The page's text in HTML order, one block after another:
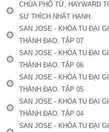
CHÙA PHỔ TỪ, HAYWARD
SƯ THÍCH NHẤT HẠNH.
SAN JOSE - KHÓA TU ĐẠI
THÀNH ĐẠO. TẬP 07
SAN JOSE - KHÓA TU ĐẠI
THÀNH ĐẠO. TẬP 06
SAN JOSE - KHÓA TU ĐẠI
THÀNH ĐẠO. TẬP 05
SAN JOSE - KHÓA TU ĐẠI
THÀNH ĐẠO. TẬP 04
SAN JOSE - KHÓA TU ĐẠI